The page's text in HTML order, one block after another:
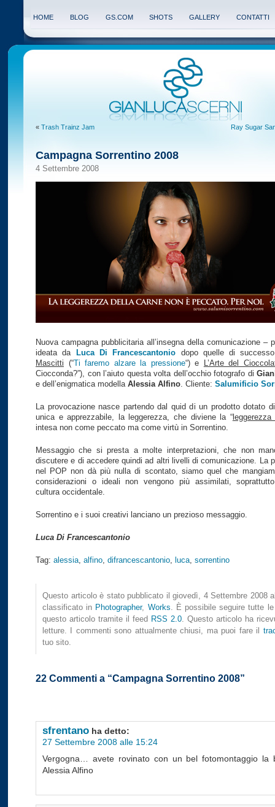
HOME BLOG GS.COM SHOTS GALLERY CONTATTI
« Trash Trainz Jam Ray Sugar
Campagna Sorrentino 2008
4 Settembre 2008
Nuova campagna pubblicitaria all’insegna della comunicazione –
ideata da Luca Di Francescantonio dopo quelle di
Mascitti (“Ti faremo alzare la pressione“) e L’Arte del
Ciocconda?”), con l’aiuto questa volta dell’occhio fotografo di
e dell’enigmatica modella Alessia Alfino . Cliente: Salumificio
La provocazione nasce partendo dal quid di un prodotto dotato
unica e apprezzabile, la leggerezza, che diviene la “
intesa non come peccato ma come virtù in Sorrentino.
Messaggio che si presta a molte interpretazioni, che non
discutere e di accedere quindi ad altri livelli di comunicazione. La
nel POP non dà più nulla di scontato, siamo quel che
considerazioni o ideali non vengono più assimilati, soprattutto
cultura occidentale.
Sorrentino e i suoi creativi lanciano un prezioso messaggio.
Luca Di Francescantonio
Tag: alessia alfino difrancescantonio luca sorrentino
Questo articolo è stato pubblicato il giovedì, 4 Settembre 2008
classificato in Photographer, Works . È possibile seguire tutte
questo articolo tramite il feed RSS 2.0 . Questo articolo ha
letture. I commenti sono attualmente chiusi, ma puoi fare il
tuo sito.
22 Commenti a “Campagna Sorrentino 2008”
sfrentano ha detto:
27 Settembre 2008 alle 15:24
Vergogna… avete rovinato con un bel fotomontaggio la
Alessia Alfino